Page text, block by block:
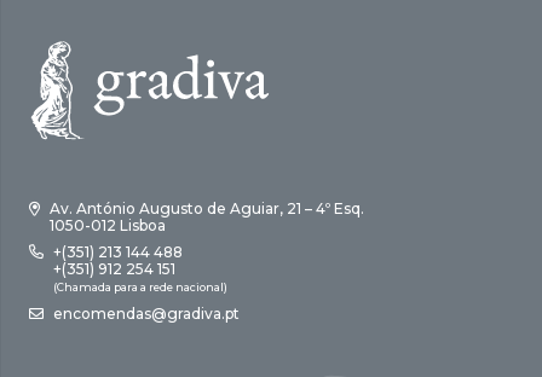
Av. António Augusto de Aguiar, 21 – 4º Esq.
1050-012 Lisboa
+(351) 213 144 488
+(351) 912 254 151
(Chamada para a rede nacional)
encomendas@gradiva.pt